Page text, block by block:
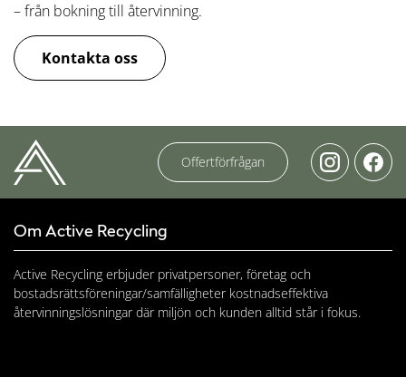
– från bokning till återvinning.
Kontakta oss
Offertförfrågan
Om Active Recycling
Active Recycling erbjuder privatpersoner, företag och
bostadsrättsföreningar/samfälligheter kostnadseffektiva
återvinningslösningar där miljön och kunden alltid står i fokus.